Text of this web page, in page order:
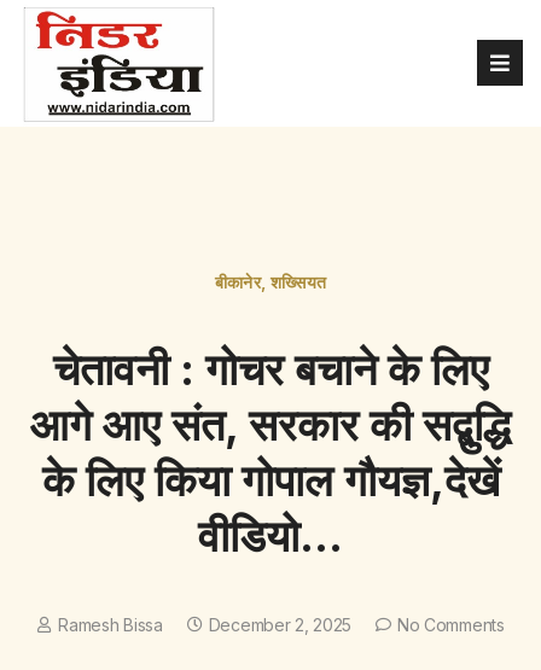
बीकानेर,शख्सियत
चेतावनी : गोचर बचाने के लिए
आगे आए संत, सरकार की सद्बुद्धि
के लिए किया गोपाल गौयज्ञ,देखें
वीडियो…
Ramesh Bissa December 2, 2025 No Comments